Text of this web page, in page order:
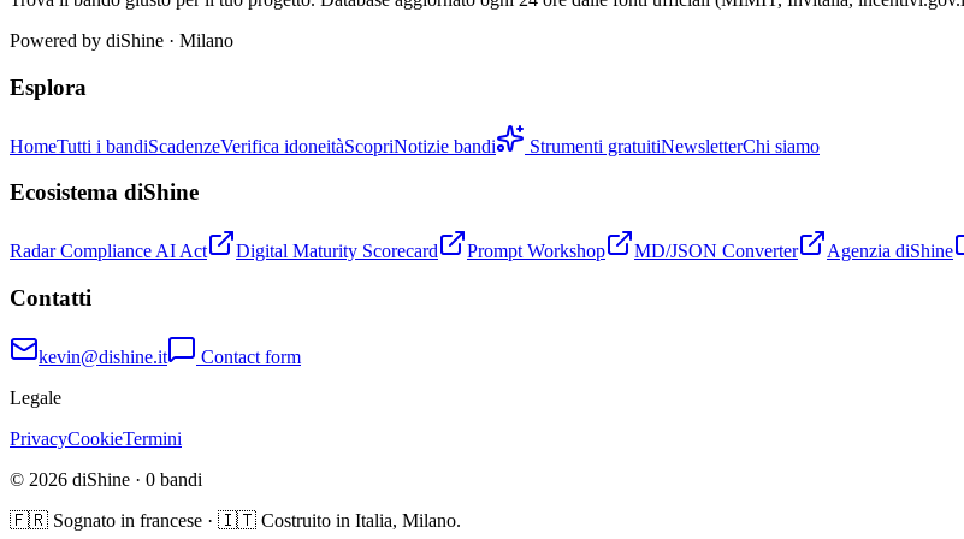
Powered by diShine · Milano
Esplora
HomeTutti i bandiScadenzeVerifica idoneitàScopriNotizie bandi Strumenti gratuitiNewsletterChi siamo
Ecosistema diShine
Radar Compliance AI Act Digital Maturity Scorecard Prompt Workshop MD/JSON Converter Agenzia diShine
Contatti
kevin@dishine.it
Contact form
Legale
PrivacyCookieTermini
© 2026 diShine · 0 bandi
🇫🇷 Sognato in francese · 🇮🇹 Costruito in Italia, Milano.